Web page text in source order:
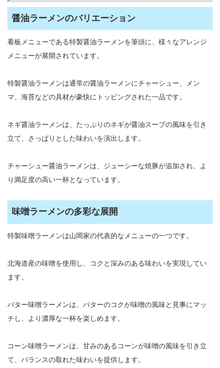
醤油ラーメンのバリエーション
看板メニューである特製醤油ラーメンを筆頭に、様々なアレンジ
メニューが展開されています。
特製醤油ラーメンは通常の醤油ラーメンにチャーシュー、メン
マ、海苔などの具材が豪快にトッピングされた一品です。
ネギ醤油ラーメンは、たっぷりのネギが醤油スープの風味を引き
立て、さっぱりとした味わいを演出します。
チャーシュー醤油ラーメンは、ジューシーな焼豚が追加され、よ
り満足度の高い一杯となっています。
味噌ラーメンの多彩な展開
特製味噌ラーメンは山岡家の代表的なメニューの一つです。
北海道産の味噌を使用し、コクと深みのある味わいを実現してい
ます。
バター味噌ラーメンは、バターのコクが味噌の風味と見事にマッ
チし、より濃厚な一杯を楽しめます。
コーン味噌ラーメンは、甘みのあるコーンが味噌の風味を引き立
て、バランスの取れた味わいを提供します。